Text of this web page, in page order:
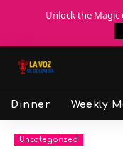
Unlock the
Dinner Weekly
Uncategorized